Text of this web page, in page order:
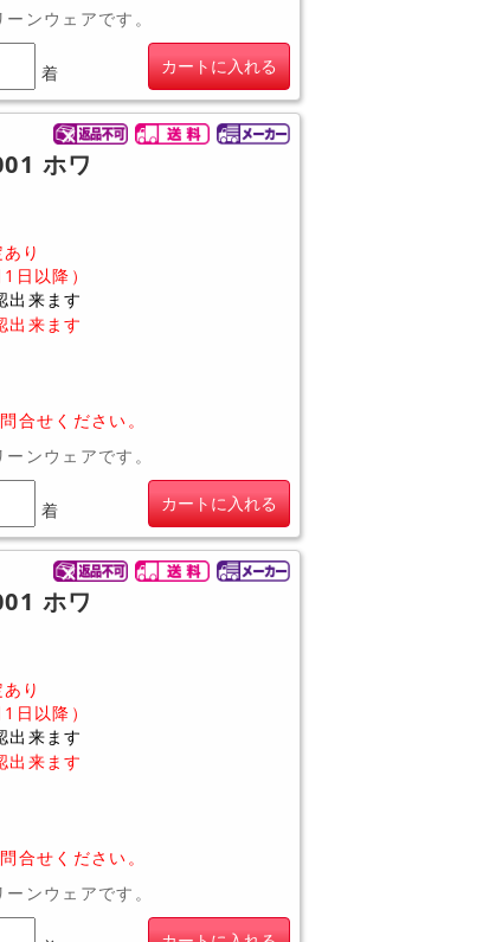
ンウェアです。
着 カートに入れる
ホワ
り
日以降）
出来ます
出来ます
合せください。
ンウェアです。
着 カートに入れる
ホワ
り
日以降）
出来ます
出来ます
合せください。
ンウェアです。